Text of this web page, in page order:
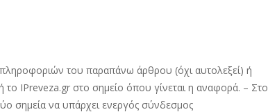
του παραπάνω άρθρου (όχι αυτολεξεί) ή
IPreveza.gr στο σημείο όπου γίνεται η αναφορά. – Στο
σημεία να υπάρχει ενεργός σύνδεσμος